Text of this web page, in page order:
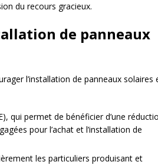
du recours gracieux.
de panneaux
l’installation de panneaux solaires
qui permet de bénéficier d’une
pour l’achat et l’installation de
les particuliers produisant et